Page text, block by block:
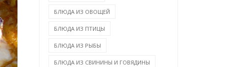
БЛЮДА ИЗ ОВОЩЕЙ
БЛЮДА ИЗ ПТИЦЫ
БЛЮДА ИЗ РЫБЫ
БЛЮДА ИЗ СВИНИНЫ И ГОВЯДИНЫ